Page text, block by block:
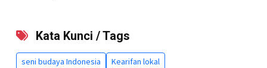
Kata Kunci / Tags
seni budaya Indonesia Kearifan lokal